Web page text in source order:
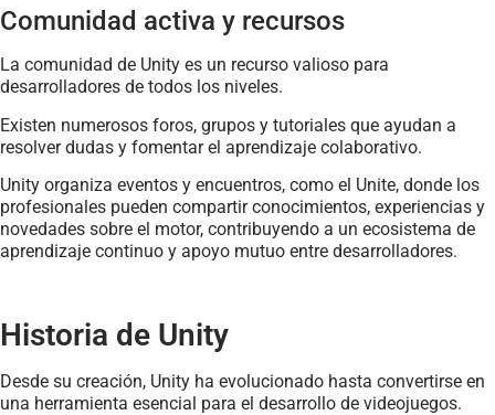
Comunidad activa y recursos
La comunidad de Unity es un recurso valioso para
desarrolladores de todos los niveles.
Existen numerosos foros, grupos y tutoriales que ayudan a
resolver dudas y fomentar el aprendizaje colaborativo.
Unity organiza eventos y encuentros, como el Unite, donde los
profesionales pueden compartir conocimientos, experiencias y
novedades sobre el motor, contribuyendo a un ecosistema de
aprendizaje continuo y apoyo mutuo entre desarrolladores.
Historia de Unity
Desde su creación, Unity ha evolucionado hasta convertirse en
una herramienta esencial para el desarrollo de videojuegos.